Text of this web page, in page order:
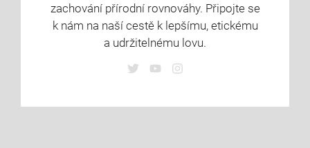
zachování přírodní rovnováhy. Připojte se
k nám na naší cestě k lepšímu, etickému
a udržitelnému lovu.